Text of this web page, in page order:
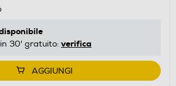
30' gratuito: verifica
AGGIUNGI